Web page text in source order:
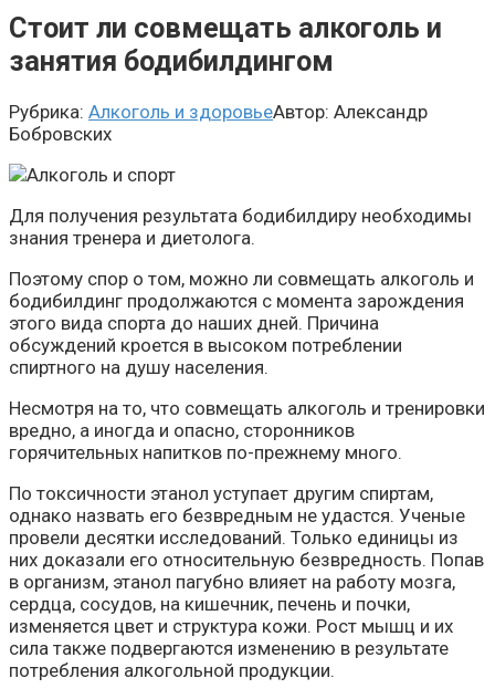
Стоит ли совмещать алкоголь и
занятия бодибилдингом
Рубрика: Алкоголь и здоровьеАвтор: Александр
Бобровских
Для получения результата бодибилдиру необходимы
знания тренера и диетолога.
Поэтому спор о том, можно ли совмещать алкоголь и
бодибилдинг продолжаются с момента зарождения
этого вида спорта до наших дней. Причина
обсуждений кроется в высоком потреблении
спиртного на душу населения.
Несмотря на то, что совмещать алкоголь и тренировки
вредно, а иногда и опасно, сторонников
горячительных напитков по-прежнему много.
По токсичности этанол уступает другим спиртам,
однако назвать его безвредным не удастся. Ученые
провели десятки исследований. Только единицы из
них доказали его относительную безвредность. Попав
в организм, этанол пагубно влияет на работу мозга,
сердца, сосудов, на кишечник, печень и почки,
изменяется цвет и структура кожи. Рост мышц и их
сила также подвергаются изменению в результате
потребления алкогольной продукции.